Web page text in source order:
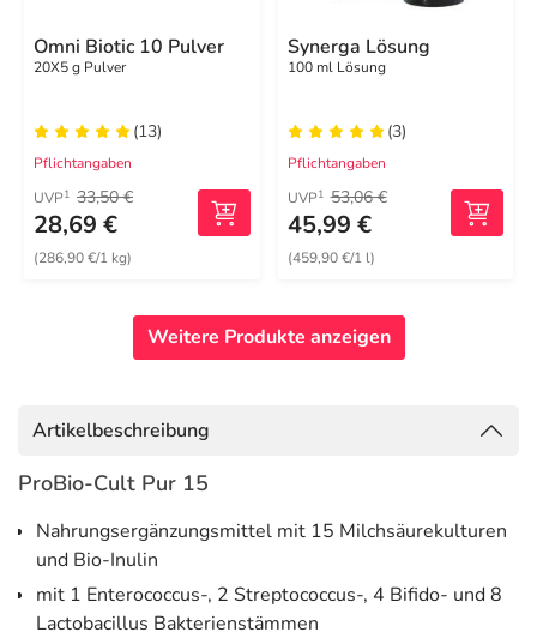
Omni Biotic 10 Pulver
20X5 g Pulver
(13)
Pflichtangaben
UVP1 33,50 €
28,69 €
(286,90 €/1 kg)
Synerga Lösung
100 ml Lösung
(3)
Pflichtangaben
UVP1 53,06 €
45,99 €
(459,90 €/1 l)
Weitere Produkte anzeigen
Artikelbeschreibung
ProBio-Cult Pur 15
Nahrungsergänzungsmittel mit 15 Milchsäurekulturen
und Bio-Inulin
mit 1 Enterococcus-, 2 Streptococcus-, 4 Bifido- und 8
Lactobacillus Bakterienstämmen